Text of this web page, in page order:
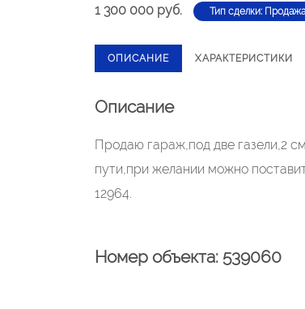
1 300 000 руб. Тип сделки: Продажа
ОПИСАНИЕ ХАРАКТЕРИСТИКИ
Описание
Продаю гараж,под две газели,2
пути,при желании можно
12964.
Номер объекта: 539060